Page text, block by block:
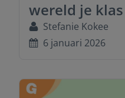
wereld je
Stefanie Kokee
6 januari 2026